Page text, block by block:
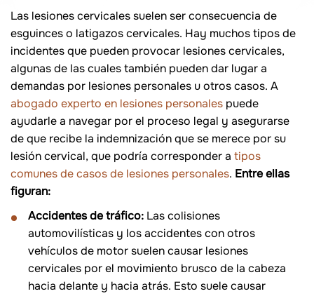
Las lesiones cervicales suelen ser consecuencia de
esguinces o latigazos cervicales. Hay muchos tipos de
incidentes que pueden provocar lesiones cervicales,
algunas de las cuales también pueden dar lugar a
demandas por lesiones personales u otros casos. A
abogado experto en lesiones personales puede
ayudarle a navegar por el proceso legal y asegurarse
de que recibe la indemnización que se merece por su
lesión cervical, que podría corresponder a tipos
comunes de casos de lesiones personales. Entre ellas
figuran:
Accidentes de tráfico: Las colisiones
automovilísticas y los accidentes con otros
vehículos de motor suelen causar lesiones
cervicales por el movimiento brusco de la cabeza
hacia delante y hacia atrás. Esto suele causar